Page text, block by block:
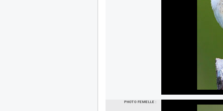
PHOTO FEMELLE :